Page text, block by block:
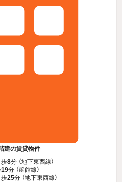
建の賃貸物件
歩8分 （地下東西線）
19分 （函館線）
歩25分 （地下東西線）